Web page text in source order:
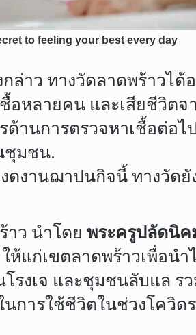
ล่าว ทางวัดลาดพร้าวได้
อหลายคน และเสียชีวิต
ด้านการตรวจหาเชื้อต่
ชุมชน.
ดงานฌาปนกิจนี้ ทางวัด
าว นำโดย พระครูปลัดนิค
ห้แก่เขตลาดพร้าวเพื่อ
งเจ และชุมชนลับแล ร
การใช้ชีวิตในช่วงโควิด